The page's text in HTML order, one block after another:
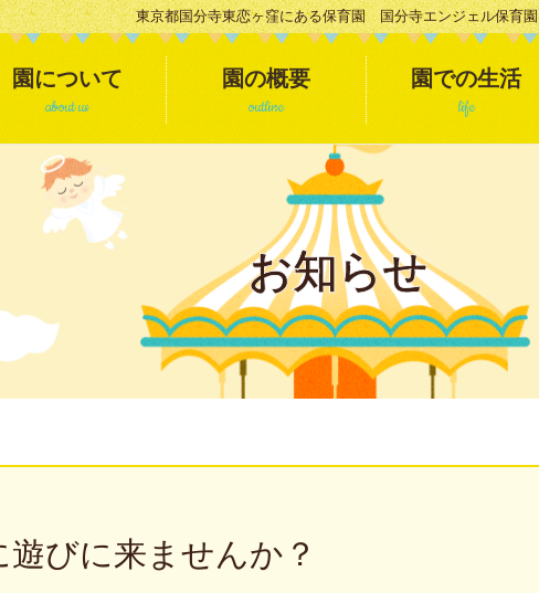
東京都国分寺東恋ヶ窪にある保育園 国分寺エンジェル保育園
園について
about us
園の概要
outline
園での生活
life
お知らせ
遊びに来ませんか？